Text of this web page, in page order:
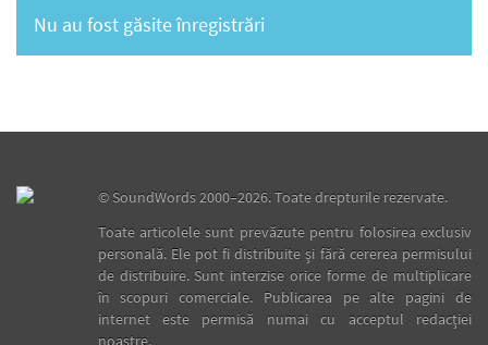
Nu au fost găsite înregistrări
©SoundWords2000–2026. Toate drepturile rezervate.
Toate articolele sunt prevăzute pentru folosirea exclusiv
personală. Ele pot fi distribuite şi fără cererea permisului
de distribuire. Sunt interzise orice forme de multiplicare
în scopuri comerciale. Publicarea pe alte pagini de
internet este permisă numai cu acceptul redacţiei